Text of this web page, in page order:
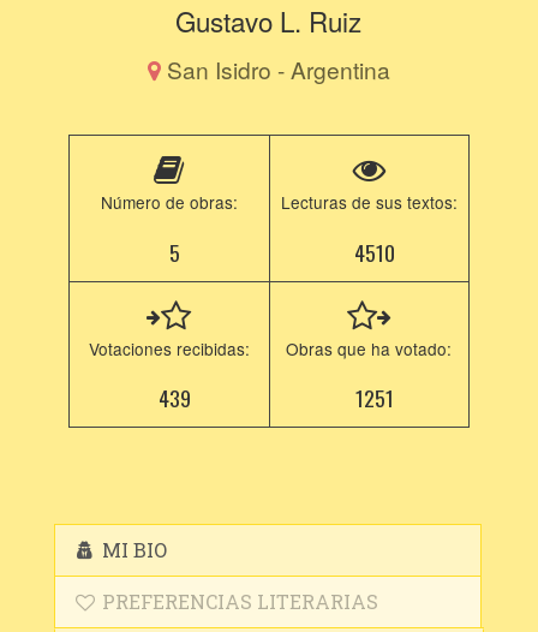
Gustavo L. Ruiz
San Isidro - Argentina
Número de obras:
5
Lecturas de sus textos:
4510
Votaciones recibidas:
439
Obras que ha votado:
1251
MI BIO
PREFERENCIAS LITERARIAS